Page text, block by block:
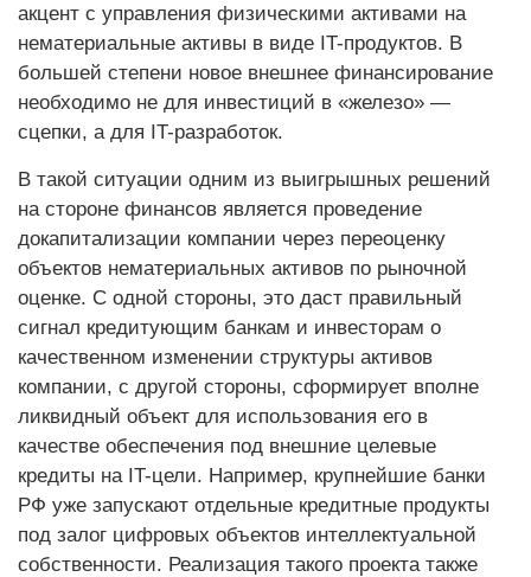
акцент с управления физическими активами на
нематериальные активы в виде IT-продуктов. В
большей степени новое внешнее финансирование
необходимо не для инвестиций в «железо» —
сцепки, а для IT-разработок.
В такой ситуации одним из выигрышных решений
на стороне финансов является проведение
докапитализации компании через переоценку
объектов нематериальных активов по рыночной
оценке. С одной стороны, это даст правильный
сигнал кредитующим банкам и инвесторам о
качественном изменении структуры активов
компании, с другой стороны, сформирует вполне
ликвидный объект для использования его в
качестве обеспечения под внешние целевые
кредиты на IT-цели. Например, крупнейшие банки
РФ уже запускают отдельные кредитные продукты
под залог цифровых объектов интеллектуальной
собственности. Реализация такого проекта также